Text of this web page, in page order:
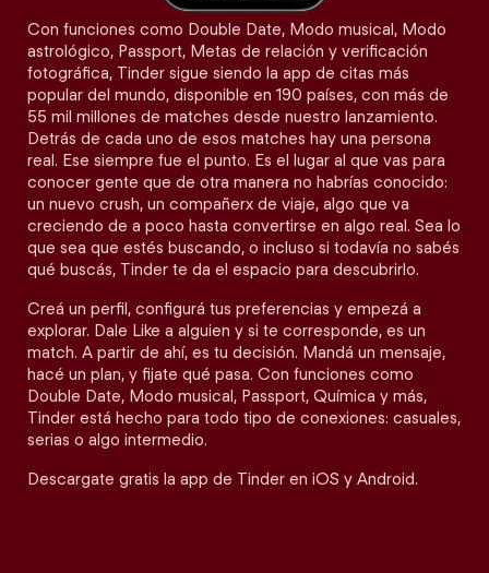
Con funciones como Double Date, Modo musical, Modo
astrológico, Passport, Metas de relación y verificación
fotográfica, Tinder sigue siendo la app de citas más
popular del mundo, disponible en 190 países, con más de
55 mil millones de matches desde nuestro lanzamiento.
Detrás de cada uno de esos matches hay una persona
real. Ese siempre fue el punto. Es el lugar al que vas para
conocer gente que de otra manera no habrías conocido:
un nuevo crush, un compañerx de viaje, algo que va
creciendo de a poco hasta convertirse en algo real. Sea lo
que sea que estés buscando, o incluso si todavía no sabés
qué buscás, Tinder te da el espacio para descubrirlo.
Creá un perfil, configurá tus preferencias y empezá a
explorar. Dale Like a alguien y si te corresponde, es un
match. A partir de ahí, es tu decisión. Mandá un mensaje,
hacé un plan, y fijate qué pasa. Con funciones como
Double Date, Modo musical, Passport, Química y más,
Tinder está hecho para todo tipo de conexiones: casuales,
serias o algo intermedio.
Descargate gratis la app de Tinder en iOS y Android.